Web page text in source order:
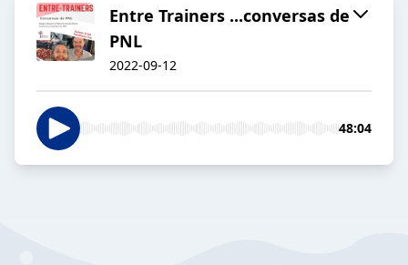
Entre Trainers ...conversas de
PNL
2022-09-12
48:04